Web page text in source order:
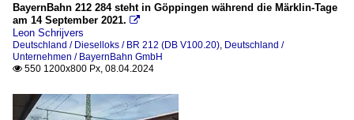
BayernBahn 212 284 steht in Göppingen während die Märklin-Tage
am 14 September 2021. 
Leon Schrijvers
Deutschland / Dieselloks / BR 212 (DB V100.20), Deutschland /
Unternehmen / BayernBahn GmbH
 550 1200x800 Px, 08.04.2024